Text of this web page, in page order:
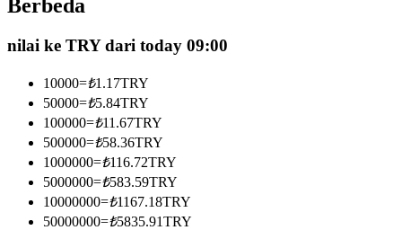
Menjadi Pedagang Salinan
Nikmati pembagian keuntungan dan komisi copy trading
Berbeda
nilai ke TRY dari today 09:00
10000=₺1.17TRY
50000=₺5.84TRY
100000=₺11.67TRY
500000=₺58.36TRY
1000000=₺116.72TRY
5000000=₺583.59TRY
10000000=₺1167.18TRY
50000000=₺5835.91TRY